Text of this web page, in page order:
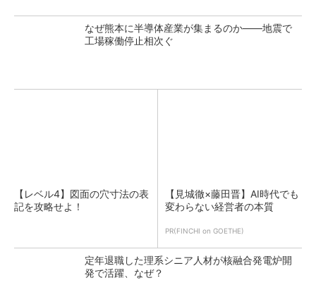
なぜ熊本に半導体産業が集まるのか――地震で
工場稼働停止相次ぐ
【レベル4】図面の穴寸法の表
記を攻略せよ！
【見城徹×藤田晋】AI時代でも
変わらない経営者の本質
PR(FINCHI on GOETHE)
定年退職した理系シニア人材が核融合発電炉開
発で活躍、なぜ？